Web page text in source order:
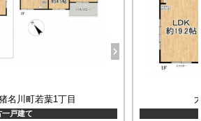
名川町若葉1丁目
一戸建て